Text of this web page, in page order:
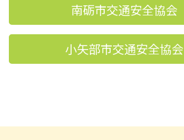
南砺市交通安全協会
小矢部市交通安全協会